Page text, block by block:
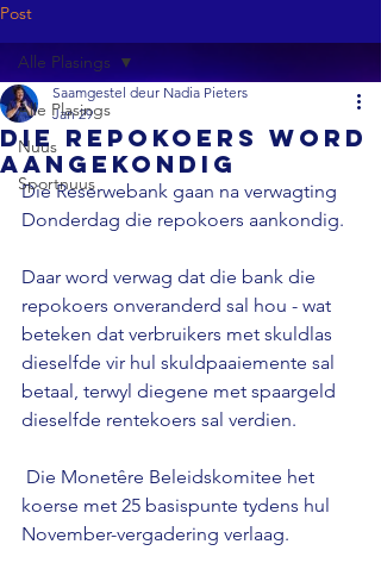
Post
Alle Plasings
Nuus
Sportnuus
Alle Plasings
Die repokoers word
aangekondig
Saamgestel deur Nadia Pieters
Jan 29
Die Reserwebank gaan na verwagting
Donderdag die repokoers aankondig.
Daar word verwag dat die bank die
repokoers onveranderd sal hou - wat
beteken dat verbruikers met skuldlas
dieselfde vir hul skuldpaaiemente sal
betaal, terwyl diegene met spaargeld
dieselfde rentekoers sal verdien.
koerse met 25 basispunte tydens hul
November-vergadering verlaag.